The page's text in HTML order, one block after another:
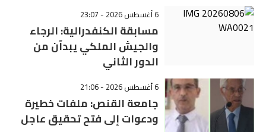
6 أغسطس 2026 - 23:07
مسابقة الكنفدرالية: الرجاء
والجيش الملكي يبدآن من
الدور الثاني
6 أغسطس 2026 - 21:06
جامعة القنص: ملفات خطيرة
ودعوات إلى فتح تحقيق عاجل